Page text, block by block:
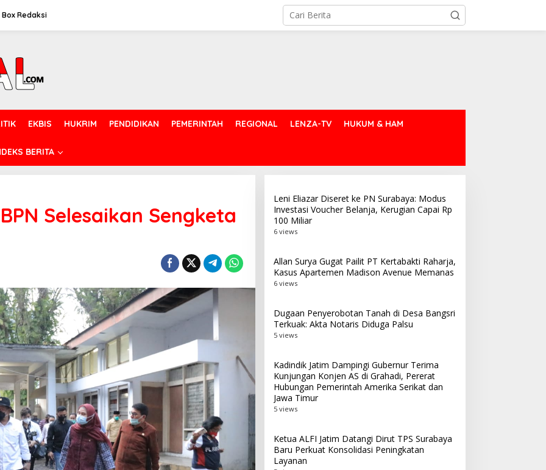
Box Redaksi
EKBIS HUKRIM PENDIDIKAN PEMERINTAH REGIONAL LENZA-TV HUKUM & HAM
BERITA
Selesaikan Sengketa
Leni Eliazar Diseret ke PN Surabaya: Modus
Investasi Voucher Belanja, Kerugian Capai Rp
100 Miliar
6 views
Allan Surya Gugat Pailit PT Kertabakti Raharja,
Kasus Apartemen Madison Avenue Memanas
6 views
Dugaan Penyerobotan Tanah di Desa Bangsri
Terkuak: Akta Notaris Diduga Palsu
5 views
Kadindik Jatim Dampingi Gubernur Terima
Kunjungan Konjen AS di Grahadi, Pererat
Hubungan Pemerintah Amerika Serikat dan
Jawa Timur
5 views
Ketua ALFI Jatim Datangi Dirut TPS Surabaya
Baru Perkuat Konsolidasi Peningkatan
Layanan